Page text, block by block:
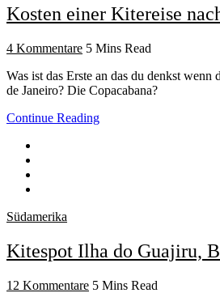
Kosten einer Kitereise
4 Kommentare 5 Mins Read
Was ist das Erste an das du denkst wenn
de Janeiro? Die Copacabana?
Continue Reading
Südamerika
Kitespot Ilha do Guajiru,
12 Kommentare 5 Mins Read